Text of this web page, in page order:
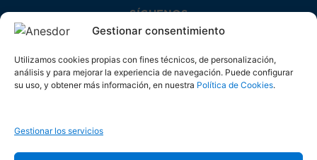
Gestionar consentimiento
Utilizamos cookies propias con fines técnicos, de personalización,
análisis y para mejorar la experiencia de navegación. Puede configurar
su uso, y obtener más información, en nuestra Política de Cookies.
Gestionar los servicios
SÍGUENOS
© 2026 Anesdor. Diseñado por Tracom Consulting
POLÍTICA DE COOKIESAVISO LEGALPOLÍTICA DE PRIVACIDAD